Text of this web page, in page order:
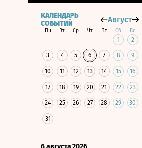
КАЛЕНДАРЬ
СОБЫТИЙ
Август
Пн Вт Ср Чт Пт Сб Вс
1 2
3 4 5 6 7 8 9
10 11 12 13 14 15 16
17 18 19 20 21 22 23
24 25 26 27 28 29 30
31
6 августа 2026